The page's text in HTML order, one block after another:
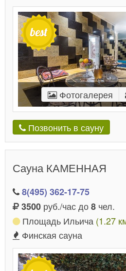
Фотогалерея
Позвонить в сауну
Сауна КАМЕННАЯ
8(495) 362-17-75
3500 руб./час до8 чел.
Площадь Ильича (1.27
Финская сауна